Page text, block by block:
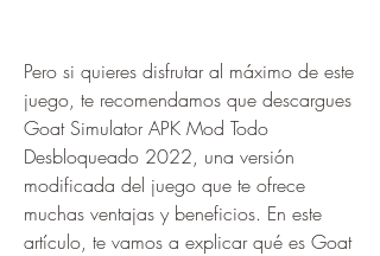
Pero si quieres disfrutar al máximo de este
juego, te recomendamos que descargues
Goat Simulator APK Mod Todo
Desbloqueado 2022, una versión
modificada del juego que te ofrece
muchas ventajas y beneficios. En este
artículo, te vamos a explicar qué es Goat